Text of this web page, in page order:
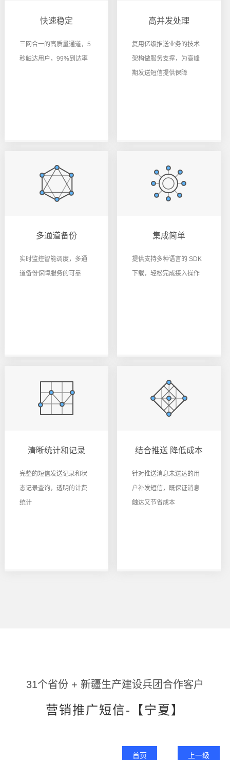
快速稳定
三网合一的高质量通道，5
秒触达用户，99%到达率
高并发处理
复用亿级推送业务的技术
架构做服务支撑，为高峰
期发送短信提供保障
多通道备份
实时监控智能调度，多通
道备份保障服务的可靠
集成简单
提供支持多种语言的 SDK
下载，轻松完成接入操作
清晰统计和记录
完整的短信发送记录和状
态记录查询，透明的计费
统计
结合推送 降低成本
针对推送消息未送达的用
户补发短信，既保证消息
触达又节省成本
31个省份 + 新疆生产建设兵团合作客户
营销推广短信-【宁夏】
上一级
首页